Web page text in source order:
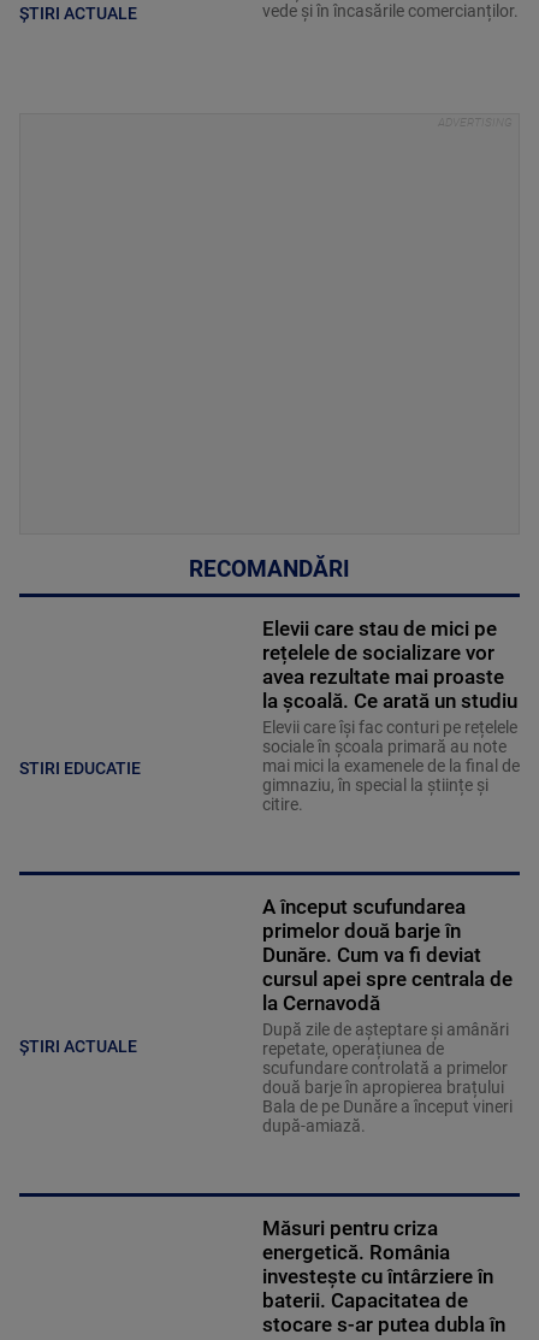
ȘTIRI ACTUALE
vede și în încasările comercianților.
RECOMANDĂRI
STIRI EDUCATIE
Elevii care stau de mici pe
rețelele de socializare vor
avea rezultate mai proaste
la școală. Ce arată un studiu
Elevii care îşi fac conturi pe rețelele
sociale în școala primară au note
mai mici la examenele de la final de
gimnaziu, în special la științe și
citire.
ȘTIRI ACTUALE
A început scufundarea
primelor două barje în
Dunăre. Cum va fi deviat
cursul apei spre centrala de
la Cernavodă
După zile de așteptare și amânări
repetate, operațiunea de
scufundare controlată a primelor
două barje în apropierea brațului
Bala de pe Dunăre a început vineri
după-amiază.
Măsuri pentru criza
energetică. România
investește cu întârziere în
baterii. Capacitatea de
stocare s-ar putea dubla în